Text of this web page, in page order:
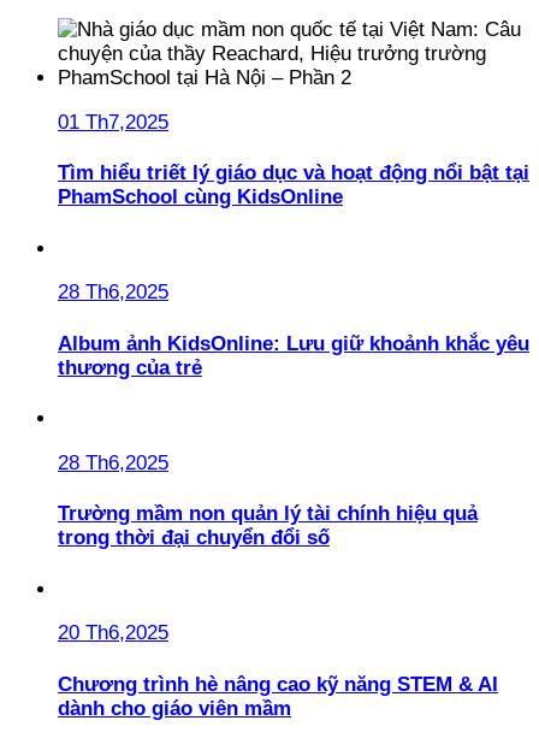
01 Th7,2025
Tìm hiểu triết lý giáo dục và hoạt động nổi bật tại
PhamSchool cùng KidsOnline
28 Th6,2025
Album ảnh KidsOnline: Lưu giữ khoảnh khắc yêu
thương của trẻ
28 Th6,2025
Trường mầm non quản lý tài chính hiệu quả
trong thời đại chuyển đổi số
20 Th6,2025
Chương trình hè nâng cao kỹ năng STEM & AI
dành cho giáo viên mầm